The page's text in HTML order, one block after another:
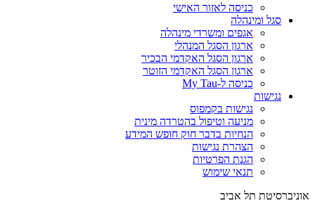
כניסה לאזור האישי
סגל ומינהלה
אגפים ומשרדי מינהלה
ארגון הסגל המנהלי
ארגון הסגל האקדמי הבכיר
ארגון הסגל האקדמי הזוטר
כניסה ל-My Tau
נגישות
נגישות בקמפוס
מניעה וטיפול בהטרדה מינית
הנחיות בדבר חוק חופש המידע
הצהרת נגישות
הגנת הפרטיות
תנאי שימוש
אוניברסיטת תל אביב